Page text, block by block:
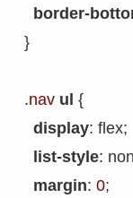
border-
}
.nav ul {
display: flex;
list-style:
margin: 0;